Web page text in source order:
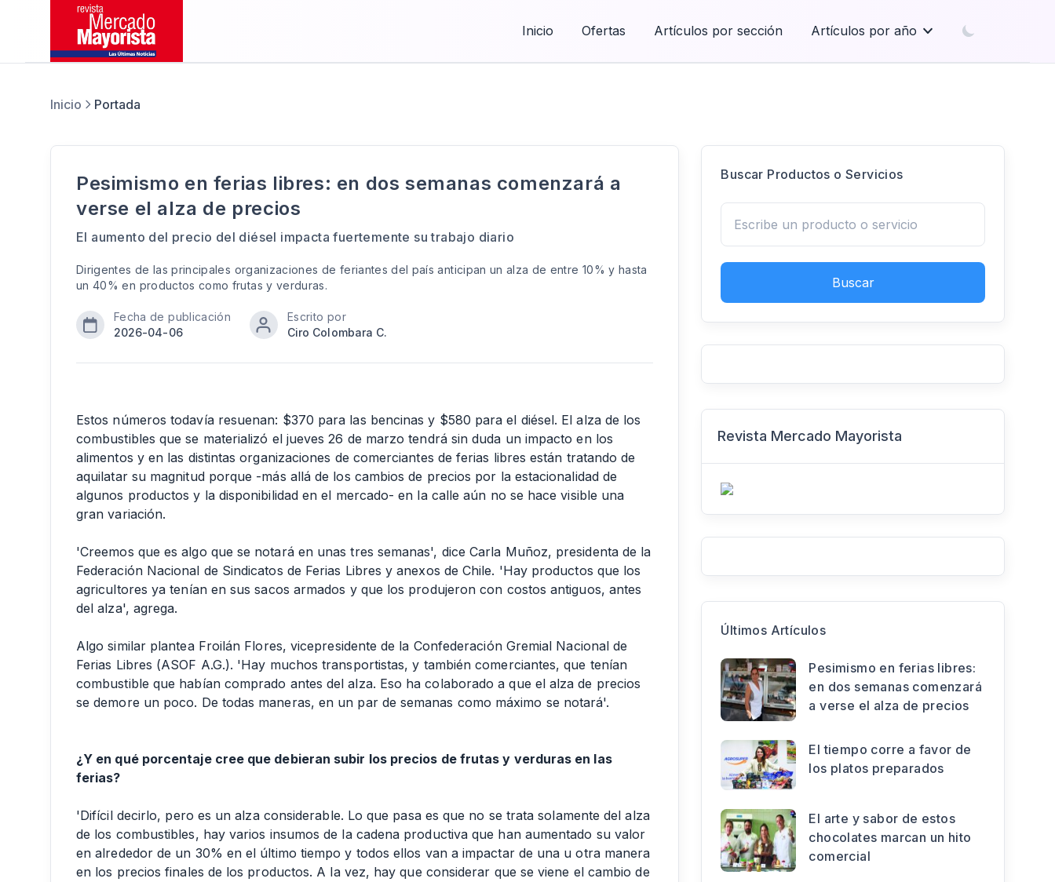
Inicio Ofertas Artículos por sección Artículos por año
Inicio Portada
Pesimismo en ferias libres: en dos semanas comenzará a
verse el alza de precios
El aumento del precio del diésel impacta fuertemente su trabajo diario
Dirigentes de las principales organizaciones de feriantes del país anticipan un alza de entre 10% y hasta
un 40% en productos como frutas y verduras.
Fecha de publicación
2026-04-06
Escrito por
Ciro Colombara C.
Estos números todavía resuenan: $370 para las bencinas y $580 para el diésel. El alza de los
combustibles que se materializó el jueves 26 de marzo tendrá sin duda un impacto en los
alimentos y en las distintas organizaciones de comerciantes de ferias libres están tratando de
aquilatar su magnitud porque -más allá de los cambios de precios por la estacionalidad de
algunos productos y la disponibilidad en el mercado- en la calle aún no se hace visible una
gran variación.
'Creemos que es algo que se notará en unas tres semanas', dice Carla Muñoz, presidenta de la
Federación Nacional de Sindicatos de Ferias Libres y anexos de Chile. 'Hay productos que los
agricultores ya tenían en sus sacos armados y que los produjeron con costos antiguos, antes
del alza', agrega.
Algo similar plantea Froilán Flores, vicepresidente de la Confederación Gremial Nacional de
Ferias Libres (ASOF A.G.). 'Hay muchos transportistas, y también comerciantes, que tenían
combustible que habían comprado antes del alza. Eso ha colaborado a que el alza de precios
se demore un poco. De todas maneras, en un par de semanas como máximo se notará'.
¿Y en qué porcentaje cree que debieran subir los precios de frutas y verduras en las
ferias?
'Difícil decirlo, pero es un alza considerable. Lo que pasa es que no se trata solamente del alza
de los combustibles, hay varios insumos de la cadena productiva que han aumentado su valor
en alrededor de un 30% en el último tiempo y todos ellos van a impactar de una u otra manera
en los precios finales de los productos. A la vez, hay que considerar que se viene el cambio de
Buscar Productos o Servicios
Buscar
Revista Mercado Mayorista
Últimos Artículos
Pesimismo en ferias libres:
en dos semanas comenzará
a verse el alza de precios
El tiempo corre a favor de
los platos preparados
El arte y sabor de estos
chocolates marcan un hito
comercial